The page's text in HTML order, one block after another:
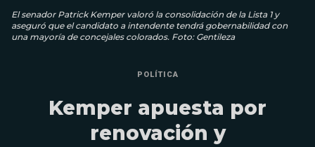
El senador Patrick Kemper valoró la consolidación de la Lista 1 y
aseguró que el candidato a intendente tendrá gobernabilidad con
una mayoría de concejales colorados. Foto: Gentileza
POLÍTICA
Kemper apuesta por
renovación y